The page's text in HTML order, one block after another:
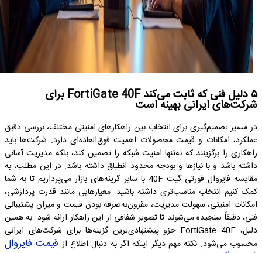
۵ دلیل فنی که ثابت می‌کند FortiGate 40F برای
شرکت‌های ایرانی بهینه است
در مسیر تصمیم‌گیری برای انتخاب بین راهکارهای امنیتی مختلف، بررسی دقیق
عملکرد، امکانات و قیمت محصولات اهمیت فوق‌العاده‌ای دارد. شرکت‌ها باید
راهکاری را برگزینند که نه‌تنها امنیت شبکه را تضمین کند، بلکه مدیریت آسانی
داشته باشد و با نیازها و بودجه محدود انطباق داشته باشد. در این مطلب، به
مقایسه فایروال فورتی گیت 40F با سایر گزینه‌های بازار می‌پردازیم تا به شما
کمک کنیم انتخاب مناسب‌تری داشته باشید. معیارهایی مانند قدرت پردازشی،
امکانات امنیتی، سهولت مدیریت، مقرون‌به‌صرفه بودن قیمت و میزان پشتیبانی
فنی، دقیقاً سنجیده می‌شوند تا تصویر شفافی از این راهکار ارائه شود. به همین
دلیل، FortiGate 40F جزو پیشنهادی‌ترین گزینه‌ها برای شرکت‌های ایرانی
محسوب می‌شود. نکته مهم دیگر اینکه اگر به دنبال اطلاع از قیمت فایروال